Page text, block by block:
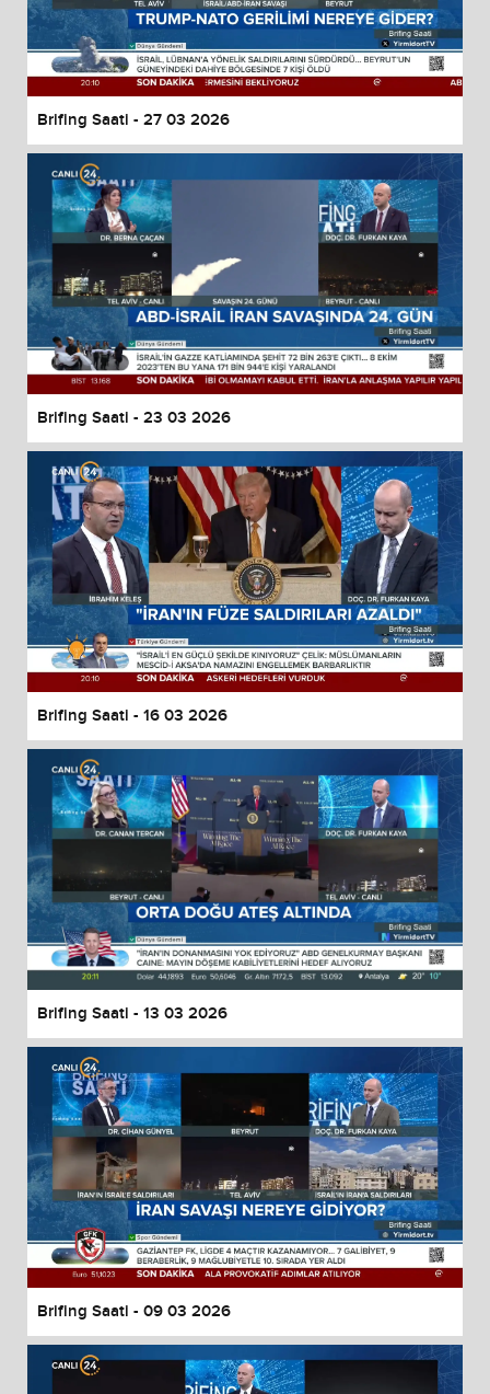
Brifing Saati - 27 03 2026
Brifing Saati - 23 03 2026
Brifing Saati - 16 03 2026
Brifing Saati - 13 03 2026
Brifing Saati - 09 03 2026